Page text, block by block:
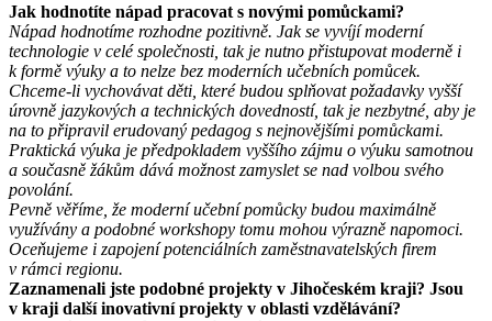
Jak hodnotíte nápad pracovat s novými pomůckami?
Nápad hodnotíme rozhodne pozitivně. Jak se vyvíjí moderní
technologie v celé společnosti, tak je nutno přistupovat moderně i
k formě výuky a to nelze bez moderních učebních pomůcek.
Chceme-li vychovávat děti, které budou splňovat požadavky vyšší
úrovně jazykových a technických dovedností, tak je nezbytné, aby je
na to připravil erudovaný pedagog s nejnovějšími pomůckami.
Praktická výuka je předpokladem vyššího zájmu o výuku samotnou
a současně žákům dává možnost zamyslet se nad volbou svého
povolání.
Pevně věříme, že moderní učební pomůcky budou maximálně
využívány a podobné workshopy tomu mohou výrazně napomoci.
Oceňujeme i zapojení potenciálních zaměstnavatelských firem
v rámci regionu.
Zaznamenali jste podobné projekty v Jihočeském kraji? Jsou
v kraji další inovativní projekty v oblasti vzdělávání?